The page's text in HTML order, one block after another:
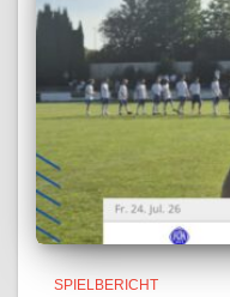
SPIELBERICHT